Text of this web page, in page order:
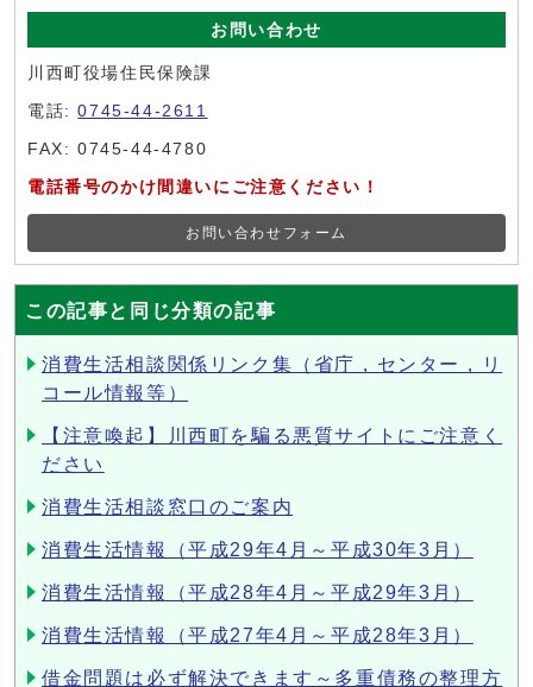
お問い合わせ
川西町役場住民保険課
電話:0745-44-2611
FAX: 0745-44-4780
電話番号のかけ間違いにご注意ください！
お問い合わせフォーム
この記事と同じ分類の記事
消費生活相談関係リンク集（省庁，センター，リ
コール情報等）
【注意喚起】川西町を騙る悪質サイトにご注意く
ださい
消費生活相談窓口のご案内
消費生活情報（平成29年4月～平成30年3月）
消費生活情報（平成28年4月～平成29年3月）
消費生活情報（平成27年4月～平成28年3月）
借金問題は必ず解決できます～多重債務の整理方